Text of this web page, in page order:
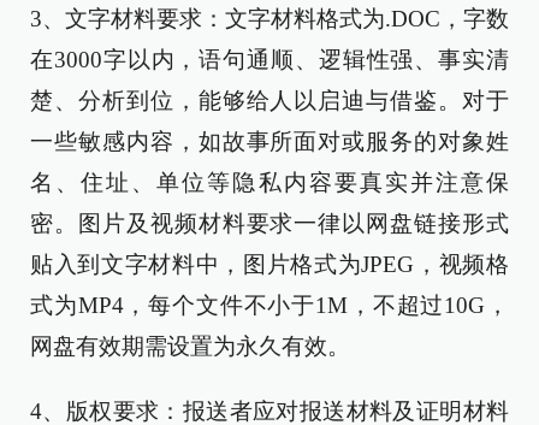
3、文字材料要求：文字材料格式为.DOC，字数
在3000字以内，语句通顺、逻辑性强、事实清
楚、分析到位，能够给人以启迪与借鉴。对于
一些敏感内容，如故事所面对或服务的对象姓
名、住址、单位等隐私内容要真实并注意保
密。图片及视频材料要求一律以网盘链接形式
贴入到文字材料中，图片格式为JPEG，视频格
式为MP4，每个文件不小于1M，不超过10G，
网盘有效期需设置为永久有效。
4、版权要求：报送者应对报送材料及证明材料